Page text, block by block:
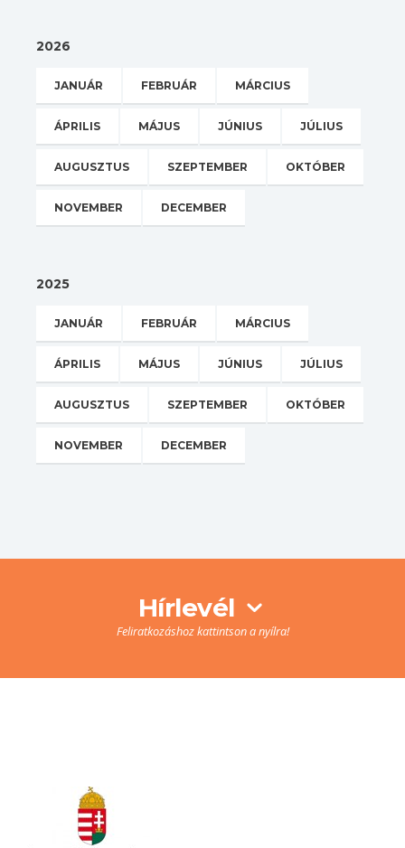
2026
JANUÁR FEBRUÁR MÁRCIUS
ÁPRILIS MÁJUS JÚNIUS JÚLIUS
AUGUSZTUS SZEPTEMBER OKTÓBER
NOVEMBER DECEMBER
2025
JANUÁR FEBRUÁR MÁRCIUS
ÁPRILIS MÁJUS JÚNIUS JÚLIUS
AUGUSZTUS SZEPTEMBER OKTÓBER
NOVEMBER DECEMBER
Hírlevél
Feliratkozáshoz kattintson a nyílra!